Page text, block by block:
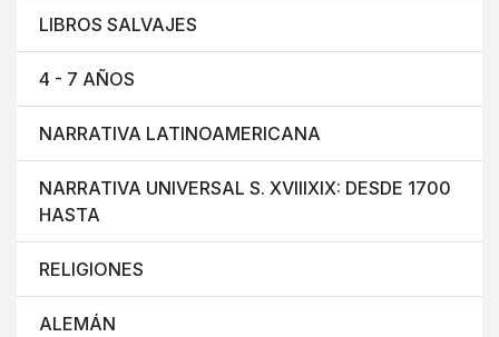
LIBROS SALVAJES
4 - 7 AÑOS
NARRATIVA LATINOAMERICANA
NARRATIVA UNIVERSAL S. XVIIIXIX: DESDE 1700
HASTA
RELIGIONES
ALEMÁN